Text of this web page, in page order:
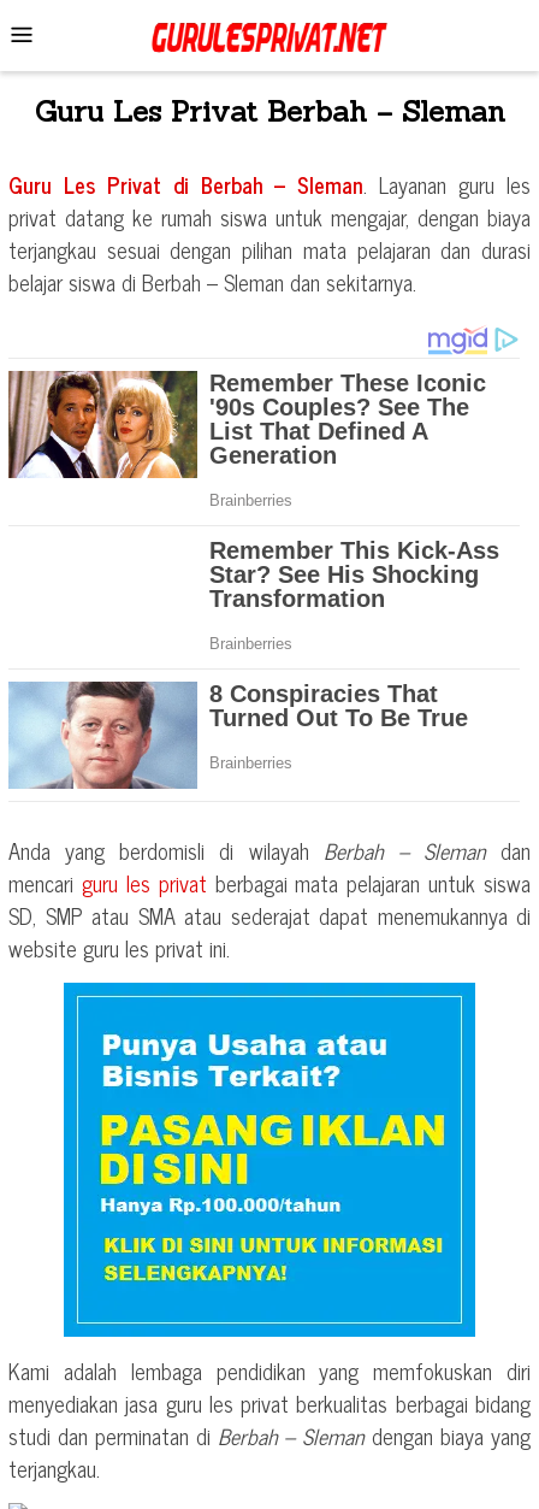
to
contentMenu
Guru Les Privat Berbah – Sleman
Guru Les Privat di Berbah – Sleman. Layanan guru les
privat datang ke rumah siswa untuk mengajar, dengan biaya
terjangkau sesuai dengan pilihan mata pelajaran dan durasi
belajar siswa di Berbah – Sleman dan sekitarnya.
Anda yang berdomisli di wilayah Berbah – Slemandan
mencari guru les privat berbagai mata pelajaran untuk siswa
SD, SMP atau SMA atau sederajat dapat menemukannya di
website guru les privat ini.
Kami adalah lembaga pendidikan yang memfokuskan diri
menyediakan jasa guru les privat berkualitas berbagai bidang
studi dan perminatan di Berbah – Slemandengan biaya yang
terjangkau.